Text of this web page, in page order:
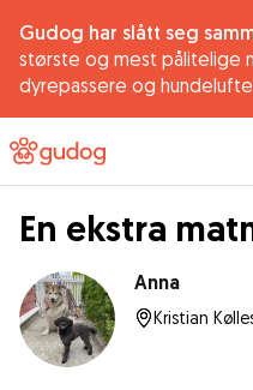
Gudog har slått seg
største og mest pålitelige
dyrepassere og
En ekstra
Anna
Kristian